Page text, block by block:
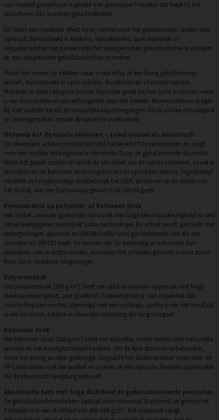
van massief grenenhout is gevuld met gerecycled Polyester dat helpt bij het
absorberen van storende geluidsreflecties.
Dit levert een merkbaar effect op in ruimtes waar het geluidsniveau anders snel
oploopt, bijvoorbeeld in keukens, woonkamers, open kantoren of
vergaderruimtes. Het paneel helpt het waargenomen geluidsvolume te verlagen
en een aangenamer geluidslandschap te creëren.
Plaats het paneel op plekken waar u veel echo of een hoog geluidsniveau
ervaart, bijvoorbeeld in open ruimtes, thuiskantoren of sociale ruimtes.
Motieven in deze categorie komen bijzonder goed tot hun recht in ruimtes waar
u een doordachte en samenhangende sfeer wilt creëren. Bloemmotieven dragen
bij met subtiele details en natuurlijke kleurovergangen die de ruimte uitnodigend
en levendig maken zonder de ruimte te overheersen.
Ontwerp dat de ruimte verbetert – zowel visueel als akoestisch
De akoestisch actieve constructie helpt harde echo's te verminderen en zorgt
voor een zachter totaalgevoel in de ruimte. Door de gebalanceerde absorptie
klinkt het geluid zachter en wordt de akoestiek van de ruimte verbeterd, zowel in
woonkamers en kantoren als in slaapkamers en openbare ruimtes. Tegelijkertijd
versterkt de hoogwaardige druktechniek het licht, de kleuren en de details van
het motief, wat een harmonieus gevoel in de ruimte geeft.
Premiumdruk op polyester- of katoenen doek
Het motief Lavender against the skywordt met hoge kleurnauwkeurigheid en veel
detail weergegeven dankzij HP Latex-technologie. De afdruk wordt gemaakt met
watergedragen, geurloze en GREENGUARD Gold-gecertificeerde inkt die een
resolutie tot 300 DPI biedt. De kleuren zijn UV-bestendig en behouden hun
intensiteit, zelfs in lichte ruimtes, waardoor het schilderij geschikt is voor zowel
thuis als in openbare omgevingen.
Polyesterdoek
Het polyesterdoek (260 g/m²) biedt een glad en modern oppervlak met hoge
kleurnauwkeurigheid, zeer goede UV-bestendigheid en een oppervlak dat
voorzichtig kan worden afgeveegd met een vochtige, zachte doek. Het resultaat
is een moderne, heldere en kleurrijke uitstraling die lang meegaat.
Katoenen doek
Het katoenen doek (260 g/m²) biedt een klassieke, matte textuur met natuurlijke
warmte en een handgeschilderd karakter. Om de fijne structuur te behouden,
moet het droog worden gedroogd. Ongeacht het doekmateriaal versmelten de
HP Latex-inkten met het weefsel en creëren ze een slijtvaste, flexibele oppervlakte
die de kleurkracht langdurig behoudt.
Akoestische kern met hoge dichtheid en gedocumenteerde prestaties
De geluidsabsorberende kern bestaat voor minimaal 50 procent uit gerecycled
Polyester met een dichtheid van 450–600 g/m². Het materiaal vangt